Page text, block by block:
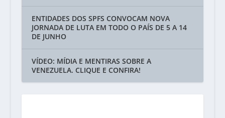
ENTIDADES DOS SPFS CONVOCAM NOVA
JORNADA DE LUTA EM TODO O PAÍS DE 5 A 14
DE JUNHO
VÍDEO: MÍDIA E MENTIRAS SOBRE A
VENEZUELA. CLIQUE E CONFIRA!